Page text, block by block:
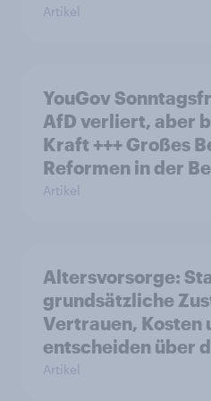
Artikel
YouGov
AfD verliert, aber
Kraft +++ Großes
Reformen in der
Artikel
Altersvorsorge:
grundsätzliche
Vertrauen, Kosten
entscheiden über
Artikel